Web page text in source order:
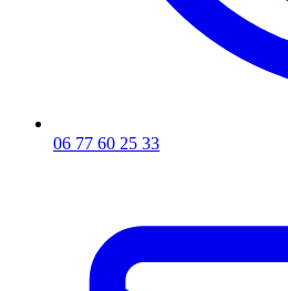
06 77 60 25 33